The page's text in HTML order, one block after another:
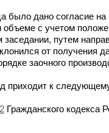
было дано согласие
с учетом
заседании, путем
от получения
заочного
приходит к
Гражданского кодекса